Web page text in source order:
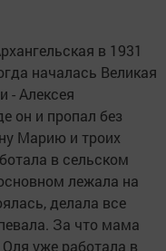
в 1931
началась Великая
- Алексея
он и пропал без
Марию и троих
в сельском
лежала на
делала все
За что мама
уже работала в